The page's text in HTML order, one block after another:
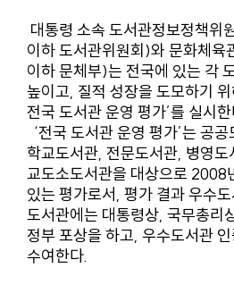
대통령 소속 도서관정보정책위
이하 도서관위원회)와 문화체육
이하 문체부)는 전국에 있는 각
높이고, 질적 성장을 도모하기
전국 도서관 운영 평가’를 실시한
‘전국 도서관 운영 평가’는 공
학교도서관, 전문도서관, 병영도
교도소도서관을 대상으로 2008
있는 평가로서, 평가 결과 우수
도서관에는 대통령상, 국무총리
정부 포상을 하고, 우수도서관
수여한다.